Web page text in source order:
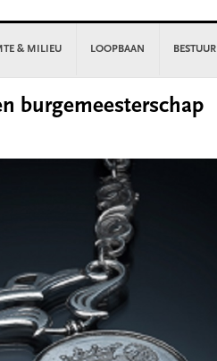
& MILIEU LOOPBAAN BESTUUR
burgemeesterschap